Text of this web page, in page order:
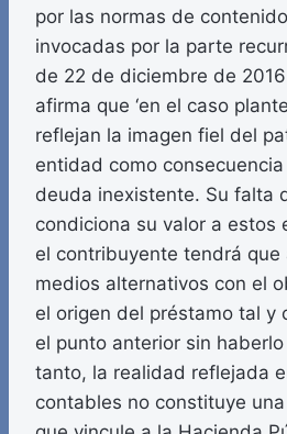
por las normas de
invocadas por la parte
de 22 de diciembre de
afirma que ‘en el caso
reflejan la imagen fiel del
entidad como
deuda inexistente. Su falta
condiciona su valor a estos
el contribuyente tendrá que
medios alternativos con el
el origen del préstamo tal y
el punto anterior sin haberlo
tanto, la realidad reflejada
contables no constituye